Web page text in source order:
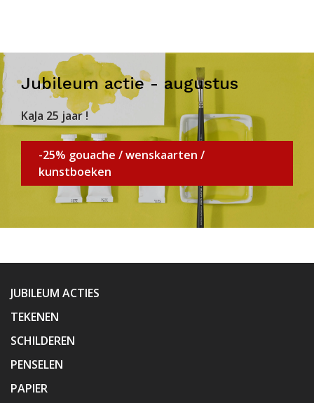
Jubileum actie - augustus
KaJa 25 jaar !
-25% gouache / wenskaarten /
kunstboeken
JUBILEUM ACTIES
TEKENEN
SCHILDEREN
PENSELEN
PAPIER